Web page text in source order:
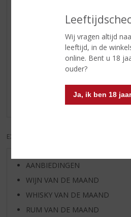
Wij vragen altijd
leeftijd, in de
online. Bent u 18
ouder?
Ja, ik ben 18
Alcoholpercentage
40% vol
Reviews
Schrijf een review
Er zijn nog geen reviews
EXCL. BTW
AANBIEDINGEN
WIJN VAN DE MAAND
WHISKY VAN DE MAAND
RUM VAN DE MAAND